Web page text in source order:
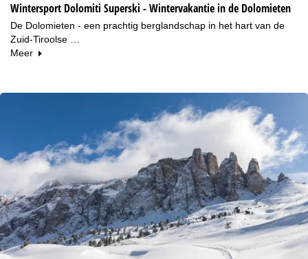
Wintersport Dolomiti Superski - Wintervakantie in de Dolomieten
De Dolomieten - een prachtig berglandschap in het hart van de
Zuid-Tiroolse …
Meer